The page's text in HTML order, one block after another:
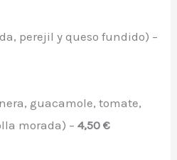
perejil y queso fundido) –
guacamole, tomate,
morada) –4,50 €